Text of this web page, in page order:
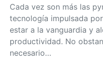
Cada vez son más las
tecnología impulsada
estar a la vanguardia y
productividad. No
necesario…